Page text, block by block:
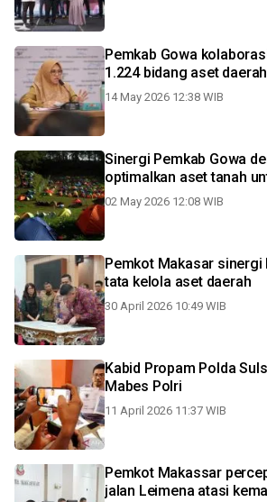
Pemkab Gowa
1.224 bidang aset daerah
14 May 2026 12:38 WIB
Sinergi Pemkab Gowa
optimalkan aset tanah
02 May 2026 12:08 WIB
Pemkot Makasar sinergi
tata kelola aset daerah
30 April 2026 10:49 WIB
Kabid Propam Polda
Mabes Polri
11 April 2026 11:37 WIB
Pemkot Makassar
jalan Leimena atasi